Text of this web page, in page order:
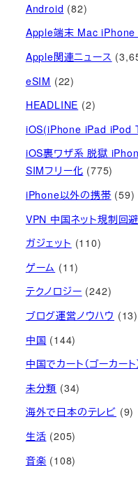
Android (82)
Apple端末 Mac iPhone
Apple関連ニュース
eSIM (22)
HEADLINE (2)
iOS(iPhone iPad iPod
iOS裏ワザ系 脱獄
SIMフリー化 (775)
iPhone以外の携帯 (59)
VPN 中国ネット規制回
ガジェット (110)
ゲーム (11)
テクノロジー (242)
ブログ運営ノウハウ (13)
中国 (144)
中国でカート（ゴーカート
未分類 (34)
海外で日本のテレビ (9)
生活 (205)
音楽 (108)